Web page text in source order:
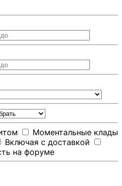
Моментальные клады
Включая с доставкой
на форуме